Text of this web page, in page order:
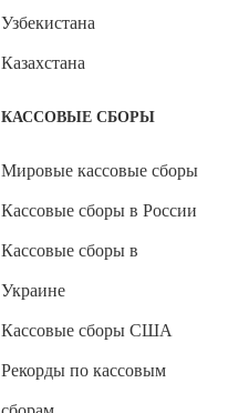
Узбекистана
Казахстана
КАССОВЫЕ СБОРЫ
Мировые кассовые сборы
Кассовые сборы в России
Кассовые сборы в
Украине
Кассовые сборы США
Рекорды по кассовым